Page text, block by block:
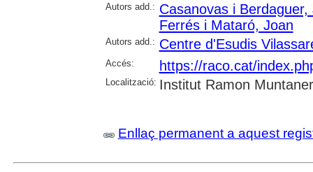
Autors add.: Casanovas i Berdaguer,
Ferrés i Mataró, Joan
Autors add.: Centre d'Esudis
Accés: https://raco.cat/
Localització: Institut Ramon
Enllaç permanent a aquest